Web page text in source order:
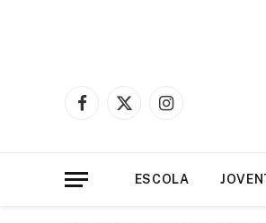
Facebook
X
Instagram
ESCOLA